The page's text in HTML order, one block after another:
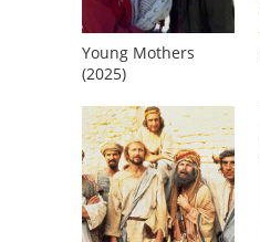
Young Mothers
(2025)